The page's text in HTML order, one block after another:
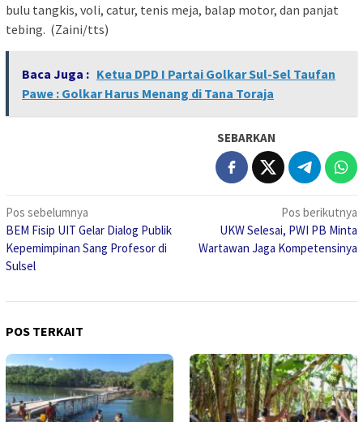
bulu tangkis, voli, catur, tenis meja, balap motor, dan panjat
tebing. (Zaini/tts)
Baca Juga : Ketua DPD I Partai Golkar Sul-Sel Taufan
Pawe : Golkar Harus Menang di Tana Toraja
SEBARKAN
Navigasi
pos
Pos sebelumnya
BEM Fisip UIT Gelar Dialog Publik
Kepemimpinan Sang Profesor di
Sulsel
Pos berikutnya
UKW Selesai, PWI PB Minta
Wartawan Jaga Kompetensinya
POS TERKAIT